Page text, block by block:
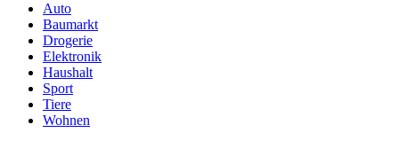
Auto
Baumarkt
Drogerie
Elektronik
Haushalt
Sport
Tiere
Wohnen